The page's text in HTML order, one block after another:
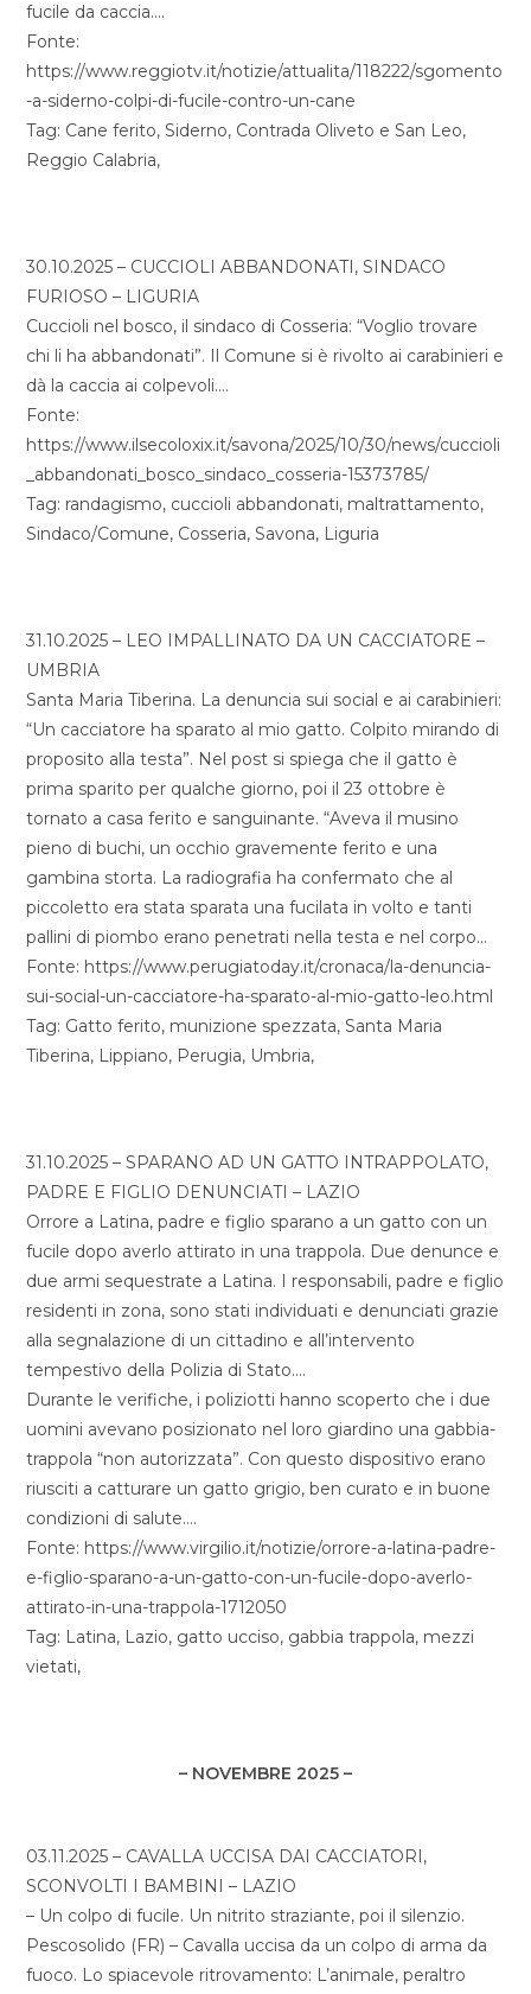
fucile da caccia….
Fonte:
https://www.reggiotv.it/notizie/attualita/118222/sgomento
-a-siderno-colpi-di-fucile-contro-un-cane
Tag: Cane ferito, Siderno, Contrada Oliveto e San Leo,
Reggio Calabria,
30.10.2025 – CUCCIOLI ABBANDONATI, SINDACO
FURIOSO – LIGURIA
Cuccioli nel bosco, il sindaco di Cosseria: “Voglio trovare
chi li ha abbandonati”. Il Comune si è rivolto ai carabinieri e
dà la caccia ai colpevoli….
Fonte:
https://www.ilsecoloxix.it/savona/2025/10/30/news/cuccioli
_abbandonati_bosco_sindaco_cosseria-15373785/
Tag: randagismo, cuccioli abbandonati, maltrattamento,
Sindaco/Comune, Cosseria, Savona, Liguria
31.10.2025 – LEO IMPALLINATO DA UN CACCIATORE –
UMBRIA
Santa Maria Tiberina. La denuncia sui social e ai carabinieri:
“Un cacciatore ha sparato al mio gatto. Colpito mirando di
proposito alla testa”. Nel post si spiega che il gatto è
prima sparito per qualche giorno, poi il 23 ottobre è
tornato a casa ferito e sanguinante. “Aveva il musino
pieno di buchi, un occhio gravemente ferito e una
gambina storta. La radiografia ha confermato che al
piccoletto era stata sparata una fucilata in volto e tanti
pallini di piombo erano penetrati nella testa e nel corpo…
Fonte: https://www.perugiatoday.it/cronaca/la-denuncia-
sui-social-un-cacciatore-ha-sparato-al-mio-gatto-leo.html
Tag: Gatto ferito, munizione spezzata, Santa Maria
Tiberina, Lippiano, Perugia, Umbria,
31.10.2025 – SPARANO AD UN GATTO INTRAPPOLATO,
PADRE E FIGLIO DENUNCIATI – LAZIO
Orrore a Latina, padre e figlio sparano a un gatto con un
fucile dopo averlo attirato in una trappola. Due denunce e
due armi sequestrate a Latina. I responsabili, padre e figlio
residenti in zona, sono stati individuati e denunciati grazie
alla segnalazione di un cittadino e all’intervento
tempestivo della Polizia di Stato….
Durante le verifiche, i poliziotti hanno scoperto che i due
uomini avevano posizionato nel loro giardino una gabbia-
trappola “non autorizzata”. Con questo dispositivo erano
riusciti a catturare un gatto grigio, ben curato e in buone
condizioni di salute….
Fonte: https://www.virgilio.it/notizie/orrore-a-latina-padre-
e-figlio-sparano-a-un-gatto-con-un-fucile-dopo-averlo-
attirato-in-una-trappola-1712050
Tag: Latina, Lazio, gatto ucciso, gabbia trappola, mezzi
vietati,
– NOVEMBRE 2025 –
03.11.2025 – CAVALLA UCCISA DAI CACCIATORI,
SCONVOLTI I BAMBINI – LAZIO
– Un colpo di fucile. Un nitrito straziante, poi il silenzio.
Pescosolido (FR) – Cavalla uccisa da un colpo di arma da
fuoco. Lo spiacevole ritrovamento: L’animale, peraltro